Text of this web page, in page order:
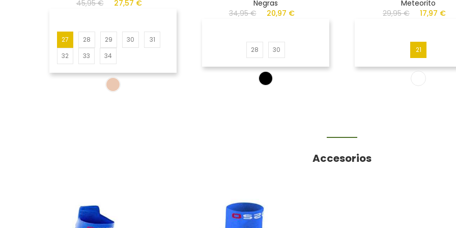
45,95 € 27,57 €
27 28 29 30
31
32
33 34
Negras
34,95 €
20,97 €
28 30
Meteorito
29,95 €
17,97 €
21
Accesorios